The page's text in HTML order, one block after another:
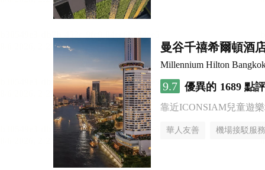
曼谷千禧希爾頓酒
Millennium Hilton
9.7 優異的 1689 點評
靠近ICONSIAM兒童遊
華人友善 機場接駁服務